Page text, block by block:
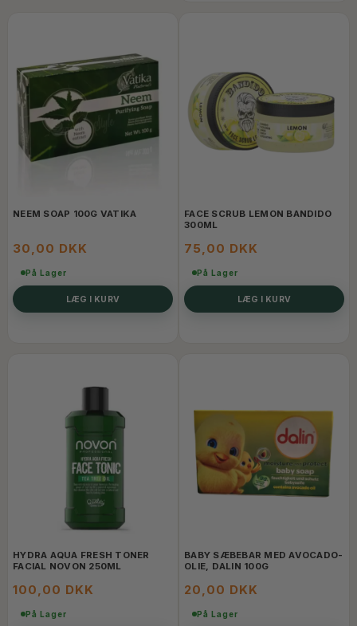
NEEM SOAP 100G VATIKA
30,00 DKK
På Lager
LÆG I KURV
FACE SCRUB LEMON BANDIDO
300ML
75,00 DKK
På Lager
LÆG I KURV
HYDRA AQUA FRESH TONER
FACIAL NOVON 250ML
100,00 DKK
På Lager
BABY SÆBEBAR MED AVOCADO-
OLIE, DALIN 100G
20,00 DKK
På Lager